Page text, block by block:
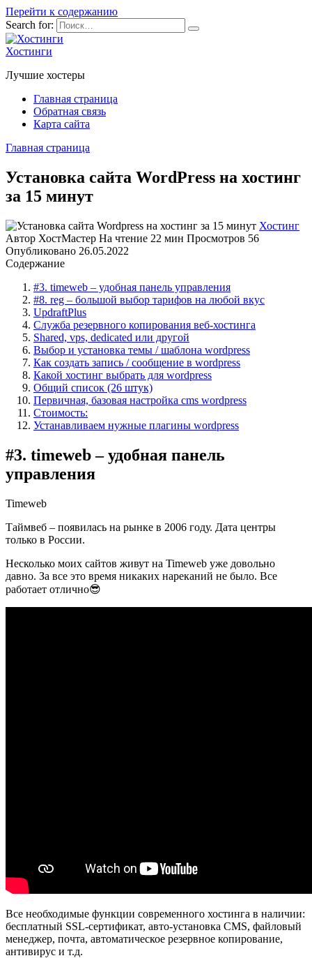
Перейти к содержанию
Search for:
Хостинги
Лучшие хостеры
Главная страница
Обратная связь
Карта сайта
Главная страница
Установка сайта WordPress на хостинг
за 15 минут
Хостинг
Автор ХостМастер На чтение 22 мин Просмотров 56
Опубликовано 26.05.2022
Содержание
#3. timeweb – удобная панель управления
#8. reg – большой выбор тарифов на любой вкус
UpdraftPlus
Служба резервного копирования веб-хостинга
Shared, vps, dedicated или другой
Выбор и установка темы / шаблона wordpress
Как создать запись / сообщение в wordpress
Какой хостинг выбрать для wordpress
Общий список (26 штук)
Первичная, базовая настройка cms wordpress
Стоимость:
Устанавливаем нужные плагины wordpress
#3. timeweb – удобная панель
управления
Timeweb
Таймвеб – появилась на рынке в 2006 году. Дата центры
только в России.
Несколько моих сайтов живут на Timeweb уже довольно
давно. За все это время никаких нареканий не было. Все
работает отлично😎
Все необходимые функции современного хостинга в наличии:
бесплатный SSL-сертификат, авто-установка CMS, файловый
менеджер, почта, автоматическое резервное копирование,
антивирус и т.д.